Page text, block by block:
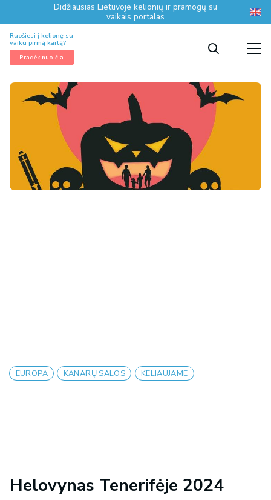
Didžiausias Lietuvoje kelionių ir pramogų su
vaikais portalas
Ruošiesi į kelionę su
vaiku pirmą kartą?
Pradėk nuo čia
EUROPA KANARŲ SALOS KELIAUJAME
Helovynas Tenerifėje 2024